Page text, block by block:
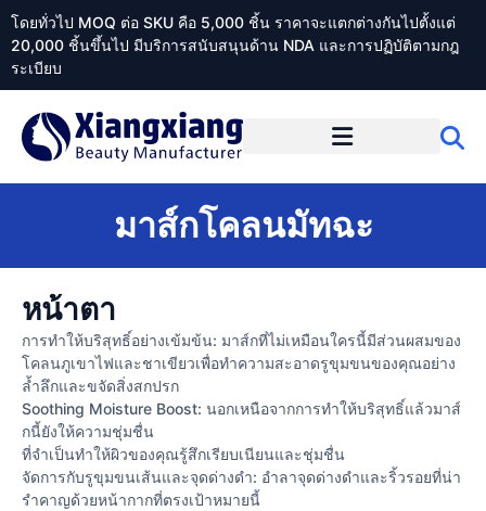
โดยทั่วไป MOQ ต่อ SKU คือ 5,000 ชิ้น ราคาจะแตกต่างกันไปตั้งแต่
20,000 ชิ้นขึ้นไป มีบริการสนับสนุนด้าน NDA และการปฏิบัติตามกฎ
ระเบียบ
มาส์กโคลนมัทฉะ
หน้าตา
การทำให้บริสุทธิ์อย่างเข้มข้น: มาส์กที่ไม่เหมือนใครนี้มีส่วนผสมของ
โคลนภูเขาไฟและชาเขียวเพื่อทำความสะอาดรูขุมขนของคุณอย่าง
ล้ำลึกและขจัดสิ่งสกปรก
Soothing Moisture Boost: นอกเหนือจากการทำให้บริสุทธิ์แล้วมาส์
กนี้ยังให้ความชุ่มชื่น
ที่จำเป็นทำให้ผิวของคุณรู้สึกเรียบเนียนและชุ่มชื่น
จัดการกับรูขุมขนเส้นและจุดด่างดำ: อำลาจุดด่างดำและริ้วรอยที่น่า
รำคาญด้วยหน้ากากที่ตรงเป้าหมายนี้